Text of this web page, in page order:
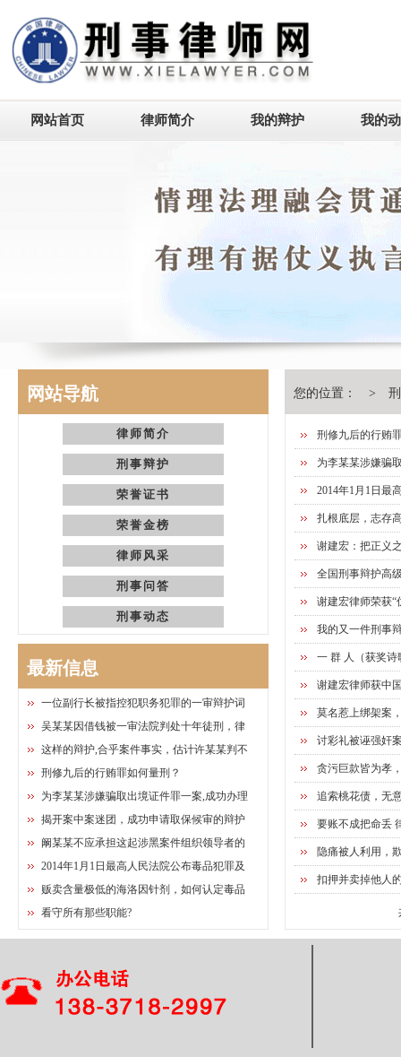
网站首页 律师简介 我的辩护 我的
网站导航
律师简介
刑事辩护
荣誉证书
荣誉金榜
律师风采
刑事问答
刑事动态
最新信息
一位副行长被指控犯职务犯罪的一审辩护词
吴某某因借钱被一审法院判处十年徒刑，律
这样的辩护,合乎案件事实，估计许某某判不
刑修九后的行贿罪如何量刑？
为李某某涉嫌骗取出境证件罪一案,成功办理
揭开案中案迷团，成功申请取保候审的辩护
阚某某不应承担这起涉黑案件组织领导者的
2014年1月1日最高人民法院公布毒品犯罪及
贩卖含量极低的海洛因针剂，如何认定毒品
看守所有那些职能?
您的位置： >
刑修九后的行贿
为李某某涉嫌骗
2014年1月1日最
扎根底层，志存
谢建宏：把正义
全国刑事辩护高
谢建宏律师荣获“
我的又一件刑事
一 群 人（获奖诗
谢建宏律师获中
莫名惹上绑架案
讨彩礼被诬强奸
贪污巨款皆为孝
追索桃花债，无
要账不成把命丢
隐痛被人利用，
扣押并卖掉他人